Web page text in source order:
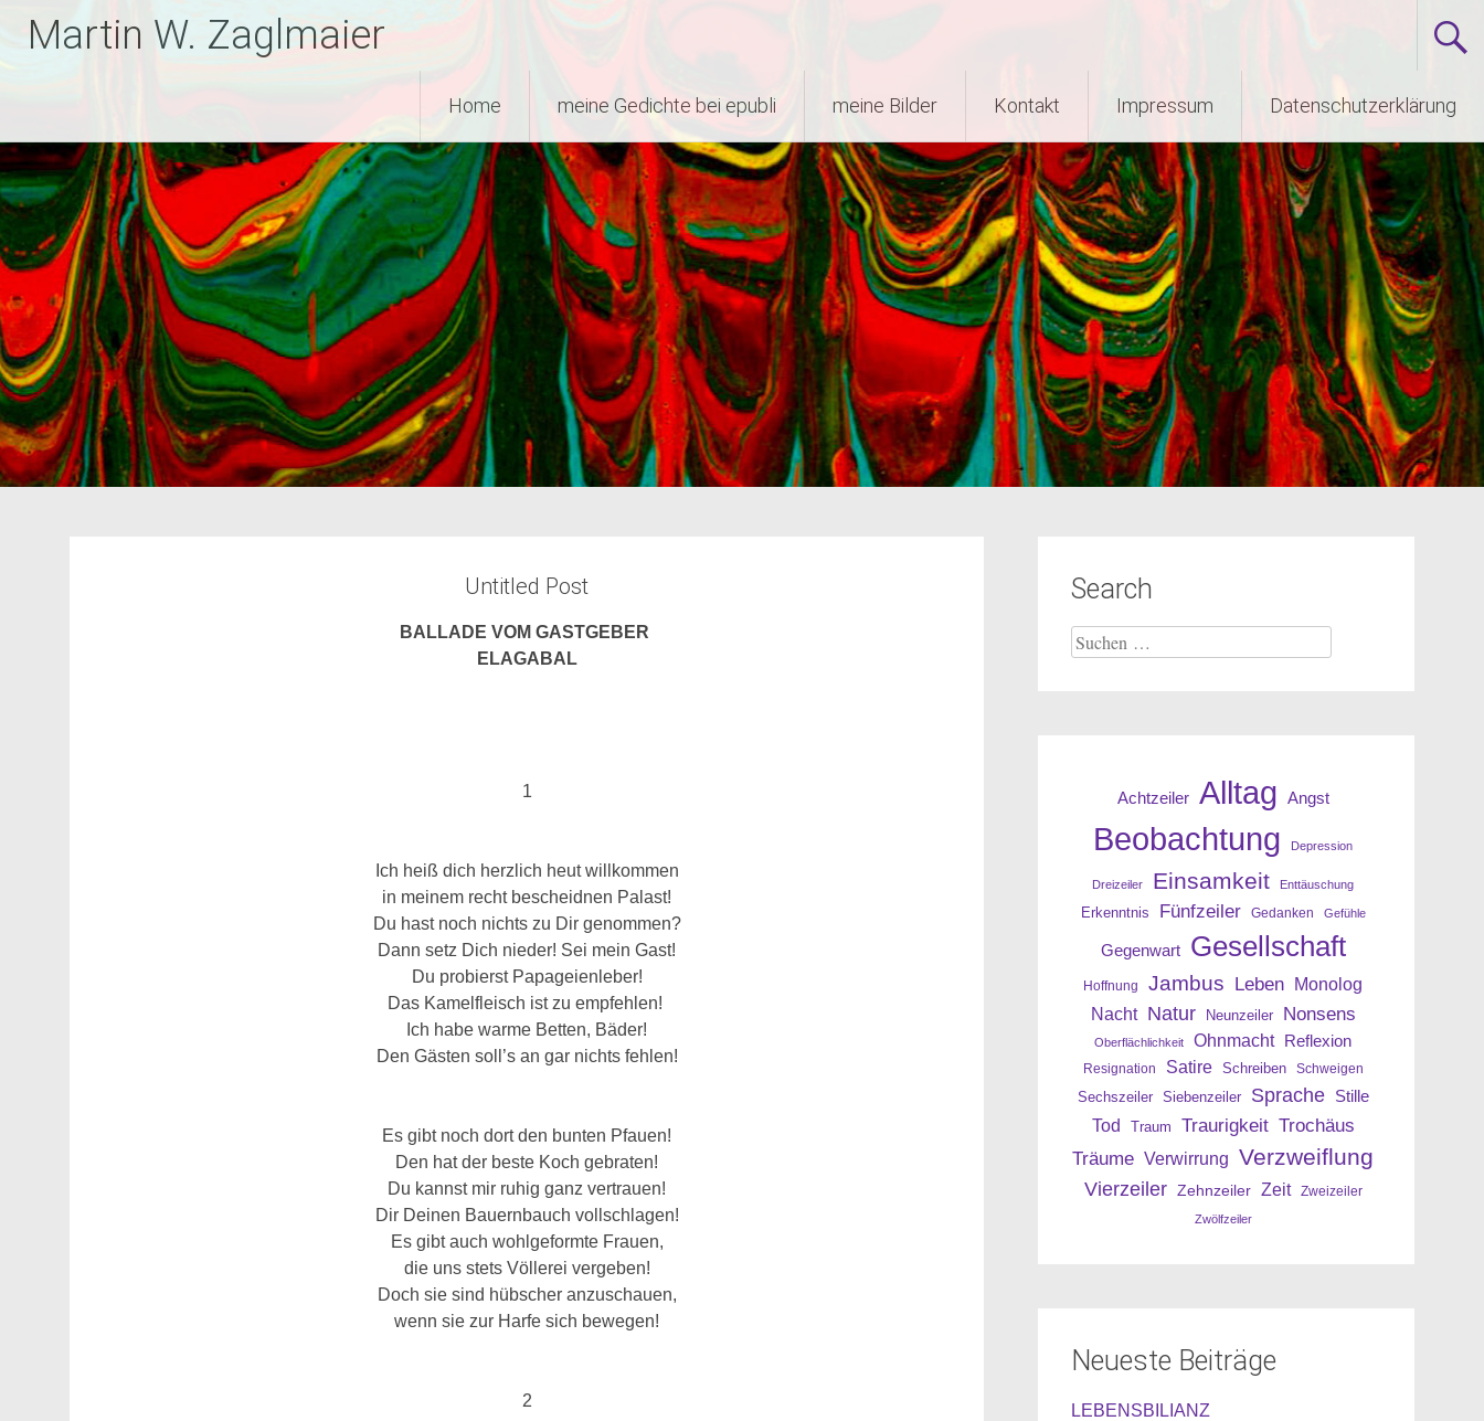
InhaltMartin W. Zaglmaier
Home meine Gedichte bei epubli meine Bilder Kontakt Impressum Datenschutzerklärung
Untitled Post
BALLADE VOM GASTGEBER
ELAGABAL
1
Ich heiß dich herzlich heut willkommen
in meinem recht bescheidnen Palast!
Du hast noch nichts zu Dir genommen?
Dann setz Dich nieder! Sei mein Gast!
Du probierst Papageienleber!
Das Kamelfleisch ist zu empfehlen!
Ich habe warme Betten, Bäder!
Den Gästen soll’s an gar nichts fehlen!
Es gibt noch dort den bunten Pfauen!
Den hat der beste Koch gebraten!
Du kannst mir ruhig ganz vertrauen!
Dir Deinen Bauernbauch vollschlagen!
Es gibt auch wohlgeformte Frauen,
die uns stets Völlerei vergeben!
Doch sie sind hübscher anzuschauen,
wenn sie zur Harfe sich bewegen!
2
Search
Suche
nach:
Achtzeiler Alltag Angst
Beobachtung Depression
Dreizeiler Einsamkeit Enttäuschung
Erkenntnis Fünfzeiler Gedanken Gefühle
Gegenwart Gesellschaft
Hoffnung Jambus Leben Monolog
Nacht Natur Neunzeiler Nonsens
Oberflächlichkeit Ohnmacht Reflexion
Resignation Satire Schreiben Schweigen
Sechszeiler Siebenzeiler Sprache Stille
Tod Traum Traurigkeit Trochäus
Träume Verwirrung Verzweiflung
Vierzeiler Zehnzeiler Zeit Zweizeiler
Zwölfzeiler
Neueste Beiträge
LEBENSBILIANZ